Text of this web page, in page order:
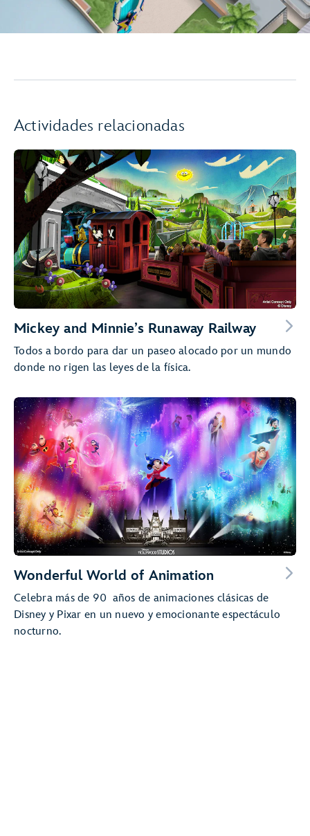
Actividades relacionadas
Mickey and Minnie’s Runaway Railway
Todos a bordo para dar un paseo alocado por un mundo
donde no rigen las leyes de la física.
Wonderful World of Animation
Celebra más de 90 años de animaciones clásicas de
Disney y Pixar en un nuevo y emocionante espectáculo
nocturno.